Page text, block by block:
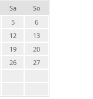
Sa
So
5
6
12
13
19
20
26
27